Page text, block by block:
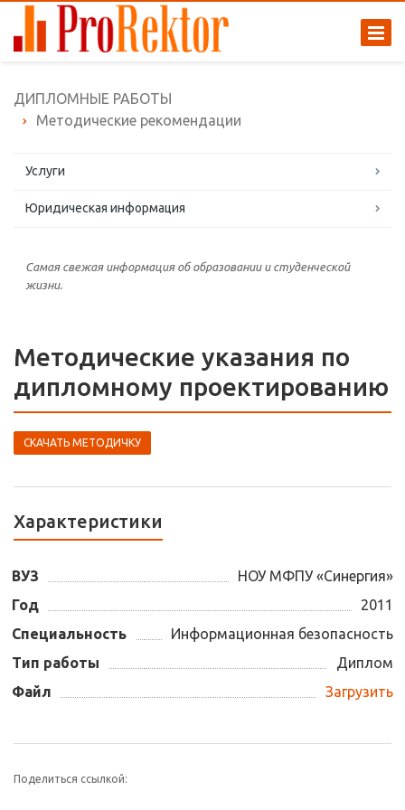
ДИПЛОМНЫЕ РАБОТЫ
Методические рекомендации
Услуги
Юридическая информация
Самая свежая информация об образовании и студенческой
жизни.
Методические указания по
дипломному проектированию
СКАЧАТЬ МЕТОДИЧКУ
Характеристики
ВУЗ
НОУ МФПУ «Синергия»
Год
2011
Специальность
Информационная безопасность
Тип работы
Диплом
Файл
Загрузить
Поделиться ссылкой: